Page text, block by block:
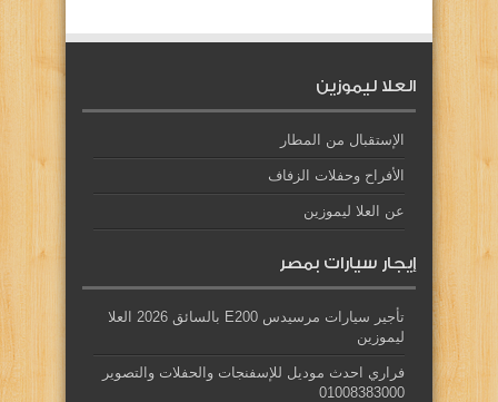
العلا ليموزين
الإستقبال من المطار
الأفراح وحفلات الزفاف
عن العلا ليموزين
إيجار سيارات بمصر
تأجير سيارات مرسيدس E200 بالسائق 2026 العلا
ليموزين
فراري احدث موديل للإسفنجات والحفلات والتصوير
01008383000